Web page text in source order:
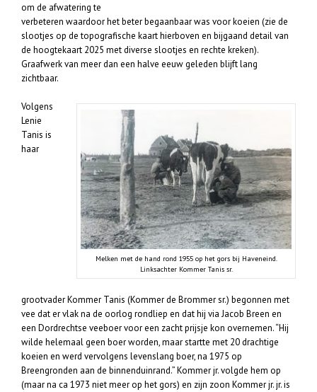
om de afwatering te
verbeteren waardoor het beter begaanbaar was voor koeien (zie de
slootjes op de topografische kaart hierboven en bijgaand detail van
de hoogtekaart 2025 met diverse slootjes en rechte kreken).
Graafwerk van meer dan een halve eeuw geleden blijft lang
zichtbaar.
Melken met de hand rond 1955 op het gors bij Haveneind.
Linksachter Kommer Tanis sr.
Volgens
Lenie
Tanis is
haar
grootvader Kommer Tanis (Kommer de Brommer sr.) begonnen met
vee dat er vlak na de oorlog rondliep en dat hij via Jacob Breen en
een Dordrechtse veeboer voor een zacht prijsje kon overnemen. “Hij
wilde helemaal geen boer worden, maar startte met 20 drachtige
koeien en werd vervolgens levenslang boer, na 1975 op
Breengronden aan de binnenduinrand.” Kommer jr. volgde hem op
(maar na ca 1973 niet meer op het gors) en zijn zoon Kommer jr. jr. is